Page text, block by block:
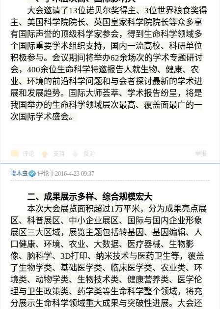
大会邀请了13位诺贝尔奖得主、3位世界粮食奖得
主、美国科学院院长、英国皇家科学院院长等众多享
有国际声誉的顶级科学家参会，得到生命科学领域多
个国际重要学术组织支持，国内一流高校、科研单位
积极参与。会议期间将举办62余场次的学术专题研讨
会，400余位生命科学特邀报告人就生物、健康、农
业、环境的前沿科学问题和与会者探讨最新的学术进
展和发展趋势。国际大师荟萃、学术报告纷呈，将是
我国举办的生命科学领域层次最高、覆盖面最广的一
次国际学术盛会。
评论 支持 反对 举报
晓木虫 评论于2016-4-23 09:37
二、成果展示多样、综合规模宏大
本次大会展览面积超过1万平米，分为成果亮点展
区、科普展区、中小企业展区、国际与国内企业形象
展区三大区域，展览主题包括转基因、基因编辑、人
口健康、环境、农业、大数据、医疗器械、生物影
像、脑科学、3D打印、纳米技术与医药卫生等，覆盖
了生物学类、基础医学类、临床医学类、农业类、环
境类、动物学类、生物技术类、健康营养类、医学伦
理与卫生政策类、药学类等生命科学整个领域，将充
分展示生命科学领域重大成果与突破性进展。大会还